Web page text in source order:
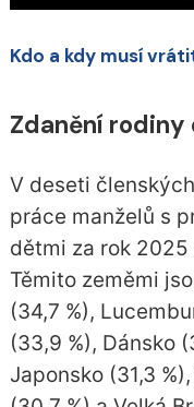
Kdo a kdy musí
Zdanění rodiny
V deseti
práce manželů s
dětmi za rok 2025
Těmito zeměmi
(34,7 %),
(33,9 %), Dánsko
Japonsko (31,3